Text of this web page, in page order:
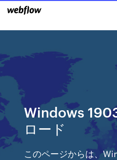
Windows
ロード
このページからは、